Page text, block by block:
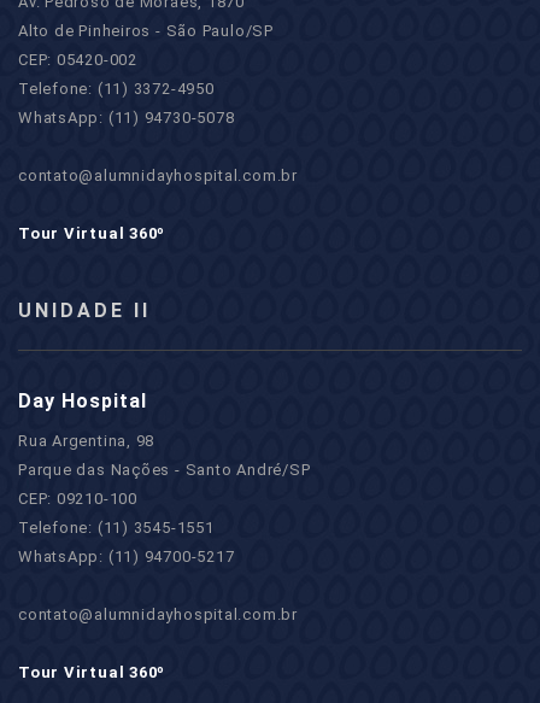
Alto de Pinheiros - São Paulo/SP
CEP: 05420-002
Telefone: (11) 3372-4950
WhatsApp: (11) 94730-5078
contato@alumnidayhospital.com.br
Tour Virtual 360º
UNIDADE II
Day Hospital
Rua Argentina, 98
Parque das Nações - Santo André/SP
CEP: 09210-100
Telefone: (11) 3545-1551
WhatsApp: (11) 94700-5217
contato@alumnidayhospital.com.br
Tour Virtual 360º